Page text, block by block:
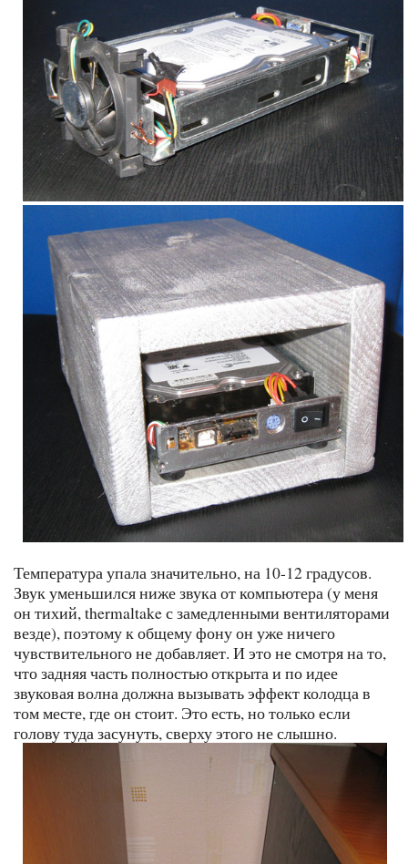
Температура упала значительно, на 10-12 градусов.
Звук уменьшился ниже звука от компьютера (у меня
он тихий, thermaltake с замедленными вентиляторами
везде), поэтому к общему фону он уже ничего
чувствительного не добавляет. И это не смотря на то,
что задняя часть полностью открыта и по идее
звуковая волна должна вызывать эффект колодца в
том месте, где он стоит. Это есть, но только если
голову туда засунуть, сверху этого не слышно.